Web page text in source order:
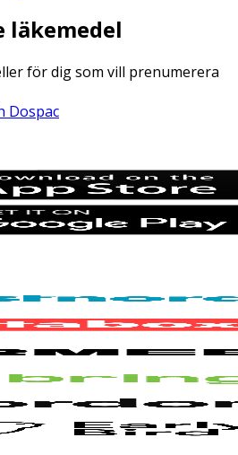
läkemedel
för dig som vill prenumerera
Dospac